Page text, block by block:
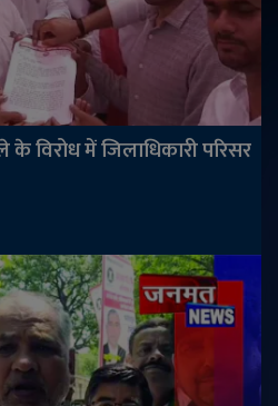
विरोध में जिलाधिकारी परिसर